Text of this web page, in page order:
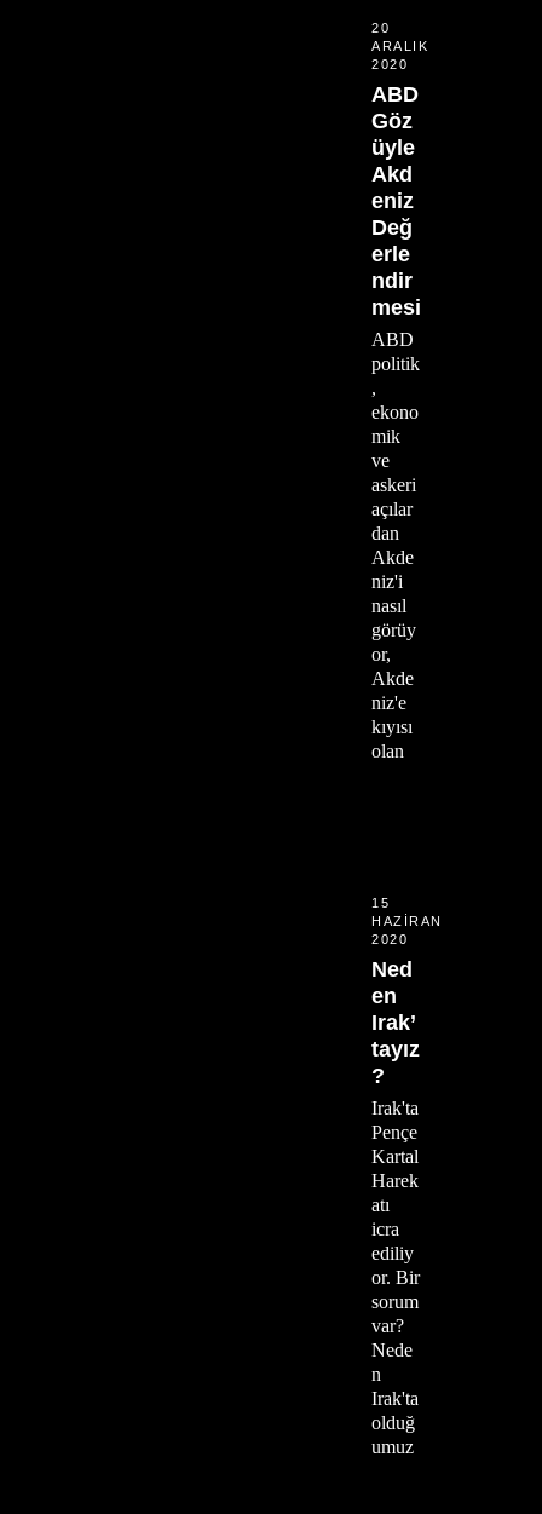
20
ARALIK
2020
ABD
Göz
üyle
Akd
eniz
Değ
erle
ndir
mesi
ABD
politik
,
ekono
mik
ve
askeri
açılar
dan
Akde
niz'i
nasıl
görüy
or,
Akde
niz'e
kıyısı
olan
15
HAZIRAN
2020
Ned
en
Irak’
tayız
?
Irak'ta
Pençe
Kartal
Harek
atı
icra
ediliy
or. Bir
sorum
var?
Nede
n
Irak'ta
olduğ
umuz